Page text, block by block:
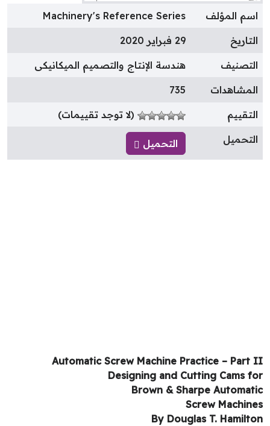
المؤلف Machinery's Reference Series
هندسة الإنتاج والتصميم الميكانيكى
735
(لا توجد تقييمات)
التحميل
Automatic Screw Machine Practice –
Designing and Cutting Cams
Brown & Sharpe
Screw
By Douglas T.